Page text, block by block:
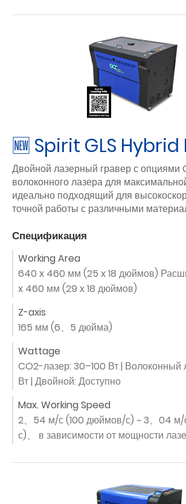
🆕 Spirit GLS Hybrid
Двойной лазерный гравер с опциями
волоконного лазера для
идеально подходящий для
точной работы с различными
Спецификация
Working Area
640 x 460 мм (25 x 18 дюймов)
x 460 мм (29 x 18 дюймов)
Z-axis
165 мм (6、5 дюйма)
Wattage
CO2-лазер: 30–100 Вт | Волоконный
Вт | Двойной: Доступно
Max. Working Speed
2、54 м/с (100 дюймов/с) ~ 3、04
с)、 в зависимости от мощности